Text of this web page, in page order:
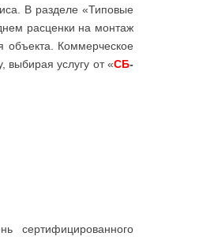
В разделе «Типовые
расценки на монтаж
объекта. Коммерческое
выбирая услугу от «СБ-
сертифицированного